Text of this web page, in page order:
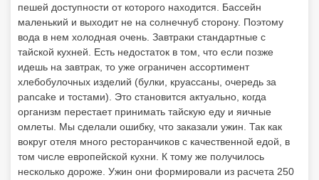
пешей доступности от которого находится. Бассейн
маленький и выходит не на солнечнуб сторону. Поэтому
вода в нем холодная очень. Завтраки стандартные с
тайской кухней. Есть недостаток в том, что если позже
идешь на завтрак, то уже ограничен ассортимент
хлебобулочных изделий (булки, круассаны, очередь за
pancake и тостами). Это становится актуально, когда
организм перестает принимать тайскую еду и яичные
омлеты. Мы сделали ошибку, что заказали ужин. Так как
вокруг отеля много ресторанчиков с качественной едой, в
том числе европейской кухни. К тому же получилось
несколько дороже. Ужин они формировали из расчета 250